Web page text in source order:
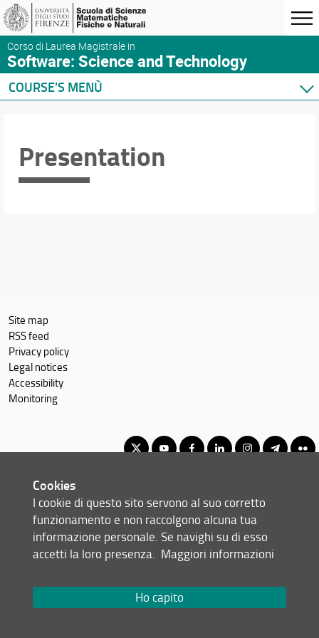
Corso di Laurea Magistrale in
Software: Science and Technology
COURSE'S MENÙ
Teaching
Academic Staff
Presentation
Site map
RSS feed
Privacy policy
Legal notices
Accessibility
Monitoring
Corso di Laurea Magistrale in Software: Science and Technology
© Copyright 2012-2026 Università degli Studi di Firenze UNIFI
P.IVA/Cod.Fis 01279680480
Viale Morgagni, 40/44 - 50134 Firenze (FI)
Email:
Cookies
I cookie di questo sito servono al suo corretto
funzionamento e non raccolgono alcuna tua
informazione personale. Se navighi su di esso
accetti la loro presenza. Maggiori informazioni
Ho capito